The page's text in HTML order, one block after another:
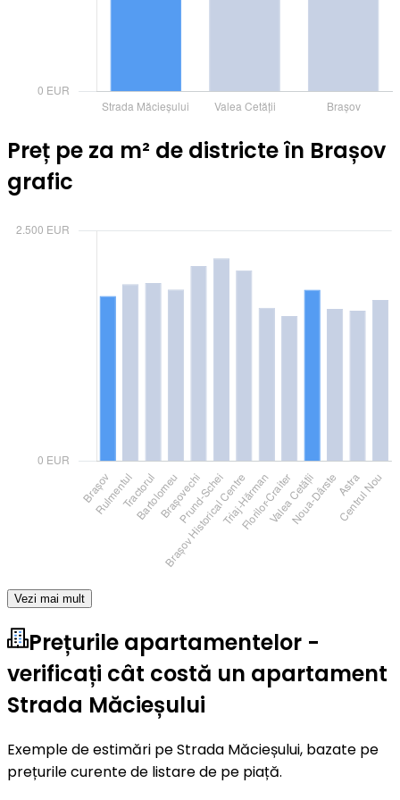
Preț pe za m² de districte în Brașov
grafic
Vezi mai mult
Prețurile apartamentelor -
verificați cât costă un apartament
Strada Măcieșului
Exemple de estimări pe Strada Măcieșului, bazate pe
prețurile curente de listare de pe piață.